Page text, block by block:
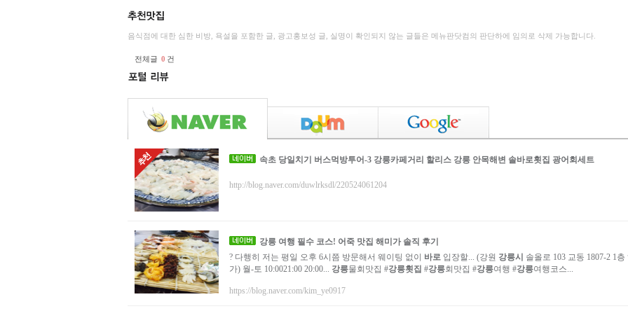
음식점에 대한 심한 비방, 욕설을 포함한 글, 광고홍보성 글, 실명이 확인되지 않는 글들은 메뉴판닷컴의 판단하에 임의로 삭제 가능합니다.
전체글 0 건
속초 당일치기 버스먹방투어-3 강릉카페거리 할리스 강릉 안목해변 솔바로횟집 광어회세트
http://blog.naver.com/duwlrksdl/220524061204
강릉 여행 필수 코스! 어죽 맛집 해미가 솔직 후기
? 다행히 저는 평일 오후 6시쯤 방문해서 웨이팅 없이 바로 입장할... (강원 강릉시 솔올로 103 교동 1807-2 1층
가) 월-토 10:0021:00 20:00... 강릉물회맛집 #강릉횟집 #강릉회맛집 #강릉여행 #강릉여행코스...
https://blog.naver.com/kim_ye0917